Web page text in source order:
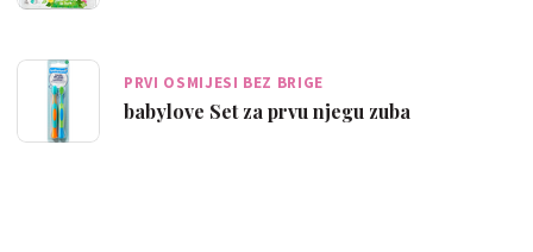
PRVI OSMIJESI BEZ BRIGE
babylove Set za prvu njegu zuba